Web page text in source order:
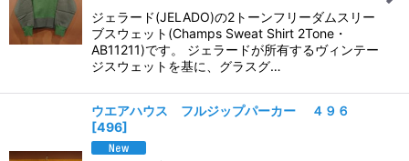
ジェラード(JELADO)の2トーンフリーダムスリー
ブスウェット(Champs Sweat Shirt 2Tone・
AB11211)です。 ジェラードが所有するヴィンテー
ジスウェットを基に、グラスグ…
ウエアハウス フルジップパーカー ４９６
[496]